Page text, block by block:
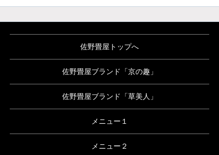
佐野畳屋トップへ
佐野畳屋ブランド「京の趣」
佐野畳屋ブランド「草美人」
メニュー１
メニュー２